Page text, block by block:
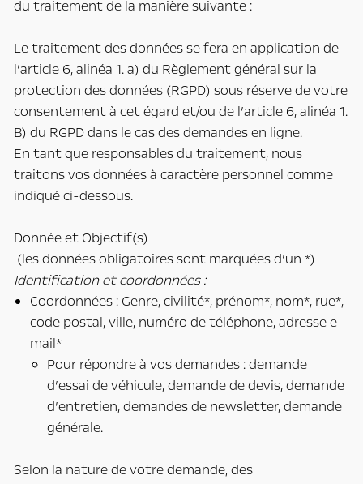
du traitement de la manière suivante :
Le traitement des données se fera en application de
l’article 6, alinéa 1. a) du Règlement général sur la
protection des données (RGPD) sous réserve de votre
consentement à cet égard et/ou de l’article 6, alinéa 1.
B) du RGPD dans le cas des demandes en ligne.
En tant que responsables du traitement, nous
traitons vos données à caractère personnel comme
indiqué ci-dessous.
Donnée et Objectif(s)
(les données obligatoires sont marquées d’un *)
Identification et coordonnées :
Coordonnées : Genre, civilité*, prénom*, nom*, rue*,
code postal, ville, numéro de téléphone, adresse e-
mail*
Pour répondre à vos demandes : demande
d’essai de véhicule, demande de devis, demande
d’entretien, demandes de newsletter, demande
générale.
Selon la nature de votre demande, des